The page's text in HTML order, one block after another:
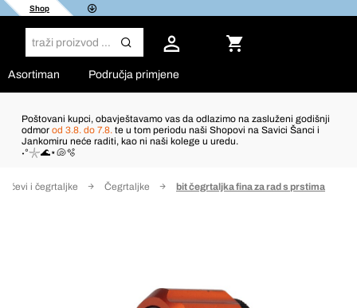
Shop
Asortiman Područja primjene
Poštovani kupci, obavještavamo vas da odlazimo na zasluženi godišnji
odmor od 3.8. do 7.8. te u tom periodu naši Shopovi na Savici Šanci i
Jankomiru neće raditi, kao ni naši kolege u uredu.
˖°𓇼🌊⋆🐚🫧
i čegrtaljke Čegrtaljke bit čegrtaljka fina za rad s prstima